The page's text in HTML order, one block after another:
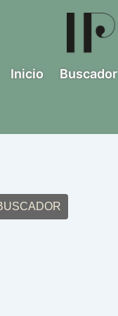
Inicio Buscador